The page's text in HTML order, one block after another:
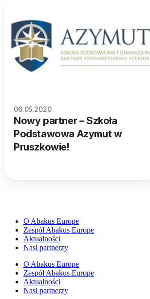
06.05.2020
Nowy partner – Szkoła
Podstawowa Azymut w
Pruszkowie!
O Abakus Europe
Zespół Abakus Europe
Aktualności
Nasi partnerzy
O Abakus Europe
Zespół Abakus Europe
Aktualności
Nasi partnerzy